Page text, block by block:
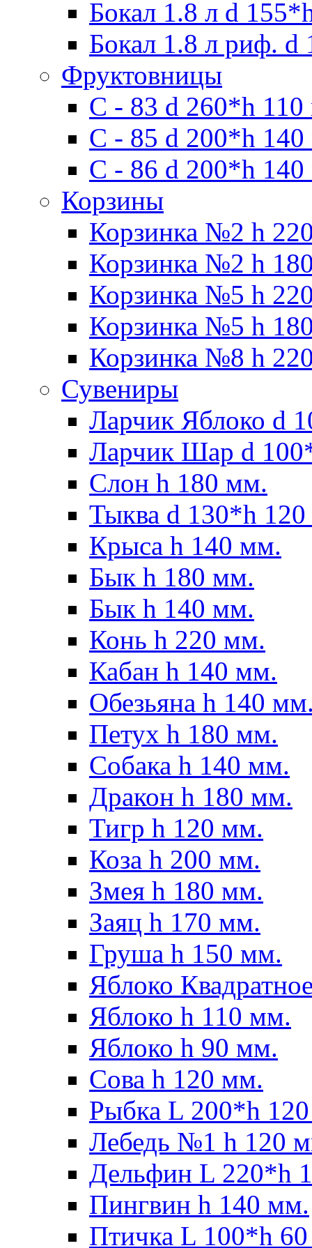
Бокал 1.8 л d
Бокал 1.8 л риф.
Фруктовницы
С - 83 d 260*h
С - 85 d 200*h
С - 86 d 200*h
Корзины
Корзинка №2 h
Корзинка №2 h
Корзинка №5 h
Корзинка №5 h
Корзинка №8 h
Сувениры
Ларчик Яблоко d
Ларчик Шар d
Слон h 180 мм.
Тыква d 130*h
Крыса h 140 мм.
Бык h 180 мм.
Бык h 140 мм.
Конь h 220 мм.
Кабан h 140 мм.
Обезьяна h 140
Петух h 180 мм.
Собака h 140 мм.
Дракон h 180 мм.
Тигр h 120 мм.
Коза h 200 мм.
Змея h 180 мм.
Заяц h 170 мм.
Груша h 150 мм.
Яблоко
Яблоко h 110 мм.
Яблоко h 90 мм.
Сова h 120 мм.
Рыбка L 200*h
Лебедь №1 h 120
Дельфин L 220*h
Пингвин h 140 мм.
Птичка L 100*h